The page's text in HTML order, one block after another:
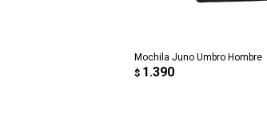
Mochila Juno Umbro Hombre
$ 1.390